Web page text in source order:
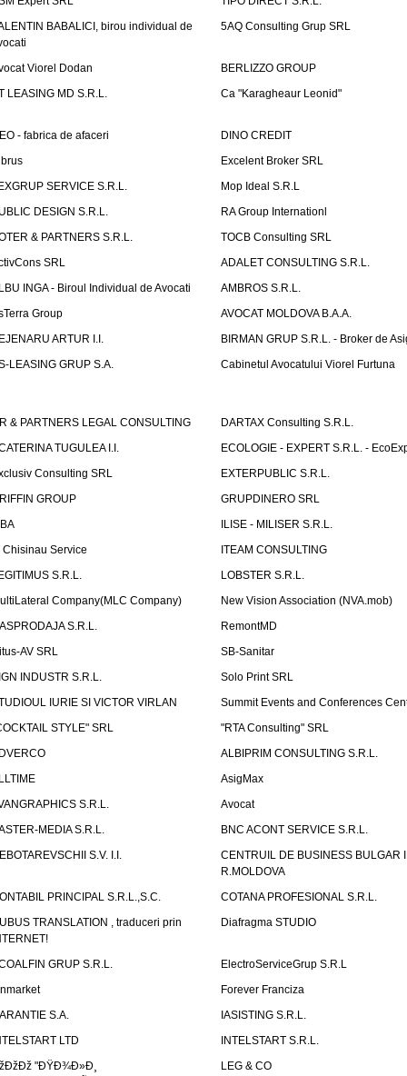
BABALICI, birou individual de
5AQ Consulting Grup SRL
Viorel Dodan
BERLIZZO GROUP
LEASING MD S.R.L.
Ca "Karagheaur Leonid"
- fabrica de afaceri
DINO CREDIT
Excelent Broker SRL
SERVICE S.R.L.
Mop Ideal S.R.L
DESIGN S.R.L.
RA Group Internationl
& PARTNERS S.R.L.
TOCB Consulting SRL
SRL
ADALET CONSULTING S.R.L.
INGA - Biroul Individual de Avocati
AMBROS S.R.L.
Group
AVOCAT MOLDOVA B.A.A.
ARTUR I.I.
BIRMAN GRUP S.R.L. - Broker de
LEASING GRUP S.A.
Cabinetul Avocatului Viorel Furtuna
& PARTNERS LEGAL CONSULTING
DARTAX Consulting S.R.L.
TUGULEA I.I.
ECOLOGIE - EXPERT S.R.L. -
Consulting SRL
EXTERPUBLIC S.R.L.
GROUP
GRUPDINERO SRL
ILISE - MILISER S.R.L.
Chisinau Service
ITEAM CONSULTING
S.R.L.
LOBSTER S.R.L.
Company(MLC Company)
New Vision Association (NVA.mob)
S.R.L.
RemontMD
AV SRL
SB-Sanitar
INDUSTR S.R.L.
Solo Print SRL
IURIE SI VICTOR VIRLAN
Summit Events and Conferences
STYLE" SRL
"RTA Consulting" SRL
ALBIPRIM CONSULTING S.R.L.
AsigMax
S.R.L.
Avocat
MEDIA S.R.L.
BNC ACONT SERVICE S.R.L.
S.V. I.I.
CENTRUIL DE BUSINESS BULGAR
R.MOLDOVA
PRINCIPAL S.R.L.,S.C.
COTANA PROFESIONAL S.R.L.
TRANSLATION , traduceri prin
Diafragma STUDIO
GRUP S.R.L.
ElectroServiceGrup S.R.L
Forever Franciza
S.A.
IASISTING S.R.L.
LTD
INTELSTART S.R.L.
"ÐŸÐ¾Ð»Ð¸
LEG & CO